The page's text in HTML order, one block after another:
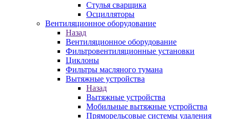
Стулья сварщика
Осцилляторы
Вентиляционное оборудование
Назад
Вентиляционное оборудование
Фильтровентиляционные установки
Циклоны
Фильтры масляного тумана
Вытяжные устройства
Назад
Вытяжные устройства
Мобильные вытяжные устройства
Пряморельсовые системы удаления